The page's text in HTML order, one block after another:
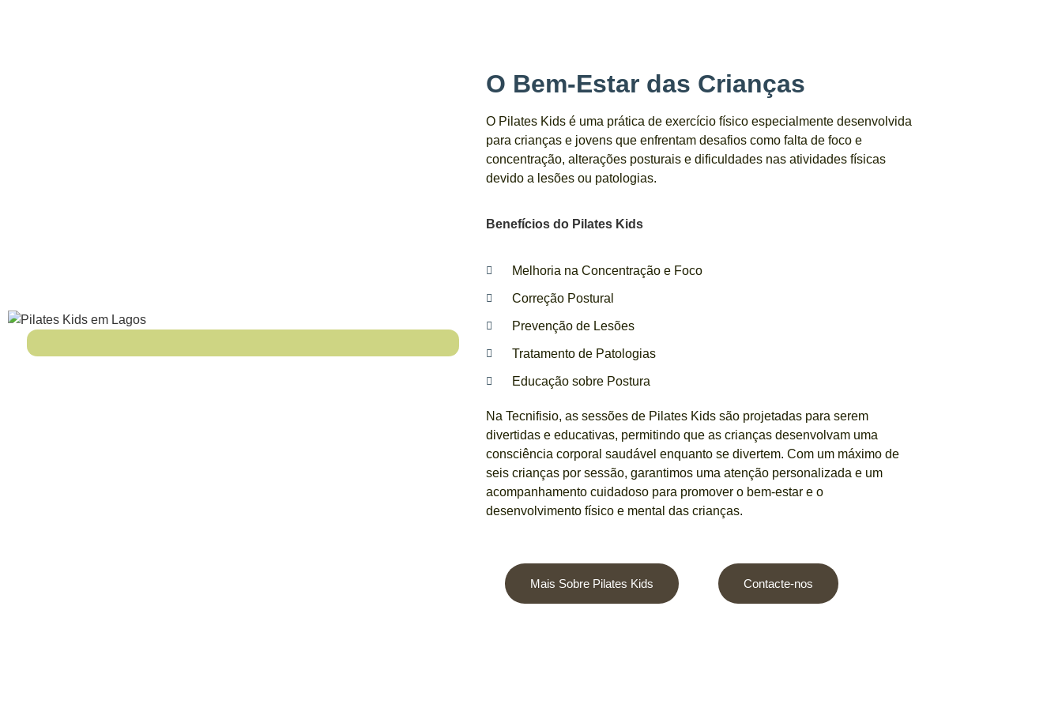
O Bem-Estar das Crianças
O Pilates Kids é uma prática de exercício físico especialmente desenvolvida
para crianças e jovens que enfrentam desafios como falta de foco e
concentração, alterações posturais e dificuldades nas atividades físicas
devido a lesões ou patologias.
Benefícios do Pilates Kids
Melhoria na Concentração e Foco
Correção Postural
Prevenção de Lesões
Tratamento de Patologias
Educação sobre Postura
Na Tecnifisio, as sessões de Pilates Kids são projetadas para serem
divertidas e educativas, permitindo que as crianças desenvolvam uma
consciência corporal saudável enquanto se divertem. Com um máximo de
seis crianças por sessão, garantimos uma atenção personalizada e um
acompanhamento cuidadoso para promover o bem-estar e o
desenvolvimento físico e mental das crianças.
Mais Sobre Pilates Kids Contacte-nos